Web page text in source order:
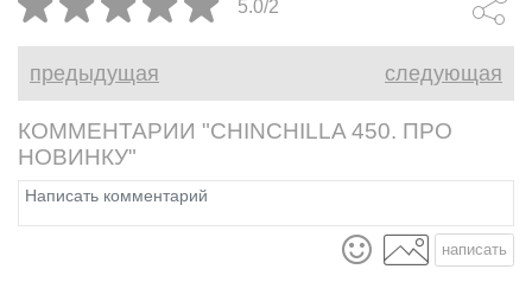
безраздельно правили
двухцилиндровые агрегаты.
5.0/2
предыдущая следующая
КОММЕНТАРИИ "CHINCHILLA 450. ПРО
НОВИНКУ"
написать